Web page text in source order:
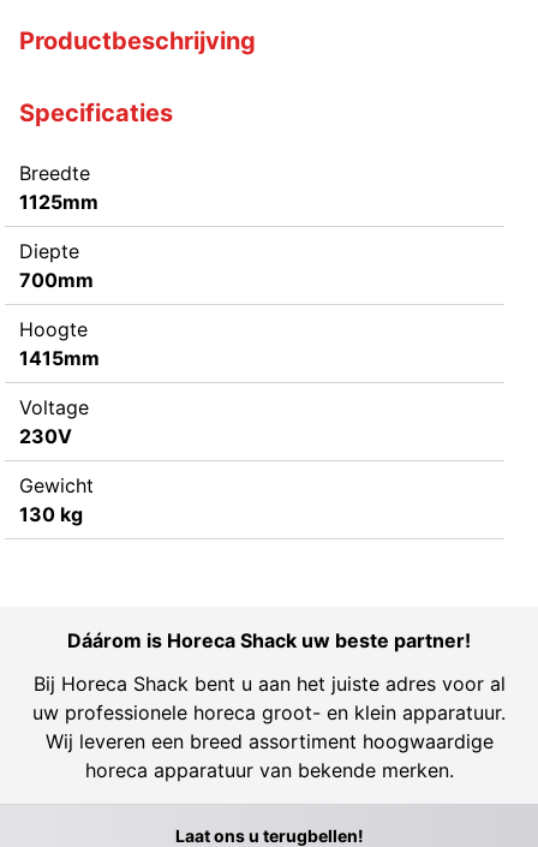
Productbeschrijving
Specificaties
Breedte
1125mm
Diepte
700mm
Hoogte
1415mm
Voltage
230V
Gewicht
130 kg
Dáárom is Horeca Shack uw beste partner!
Bij Horeca Shack bent u aan het juiste adres voor al
uw professionele horeca groot- en klein apparatuur.
Wij leveren een breed assortiment hoogwaardige
horeca apparatuur van bekende merken.
Laat ons u terugbellen!